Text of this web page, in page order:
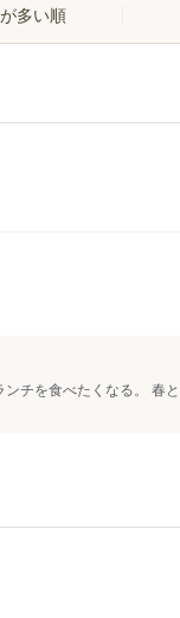
多い順
チを食べたくなる。 春